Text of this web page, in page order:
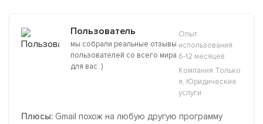
Пользователь
мы собрали реальные отзывы
пользователей со всего мира
для вас :)
Опыт
использования:
6-12 месяцев
Компания Только
я, Юридические
услуги
Плюсы: Gmail похож на любую другую программу